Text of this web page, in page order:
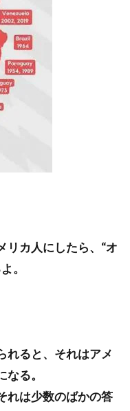
リカ人にしたら、“オ
。
れると、それはアメ
る。
れは少数のばかの答